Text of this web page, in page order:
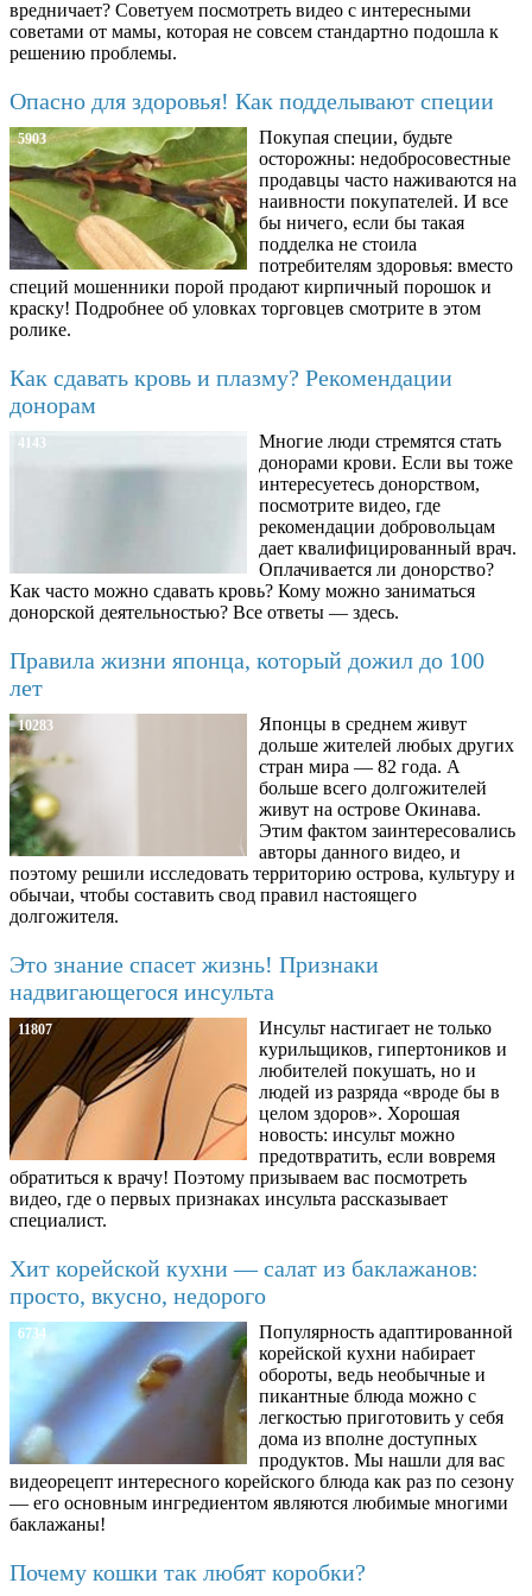
вредничает? Советуем посмотреть видео с интересными
советами от мамы, которая не совсем стандартно подошла к
решению проблемы.
Опасно для здоровья! Как подделывают специи
5903
Покупая специи, будьте
осторожны: недобросовестные
продавцы часто наживаются на
наивности покупателей. И все
бы ничего, если бы такая
подделка не стоила
потребителям здоровья: вместо
специй мошенники порой продают кирпичный порошок и
краску! Подробнее об уловках торговцев смотрите в этом
ролике.
Как сдавать кровь и плазму? Рекомендации
донорам
4143
Многие люди стремятся стать
донорами крови. Если вы тоже
интересуетесь донорством,
посмотрите видео, где
рекомендации добровольцам
дает квалифицированный врач.
Оплачивается ли донорство?
Как часто можно сдавать кровь? Кому можно заниматься
донорской деятельностью? Все ответы — здесь.
Правила жизни японца, который дожил до 100
лет
10283
Японцы в среднем живут
дольше жителей любых других
стран мира — 82 года. А
больше всего долгожителей
живут на острове Окинава.
Этим фактом заинтересовались
авторы данного видео, и
поэтому решили исследовать территорию острова, культуру и
обычаи, чтобы составить свод правил настоящего
долгожителя.
Это знание спасет жизнь! Признаки
надвигающегося инсульта
11807
Инсульт настигает не только
курильщиков, гипертоников и
любителей покушать, но и
людей из разряда «вроде бы в
целом здоров». Хорошая
новость: инсульт можно
предотвратить, если вовремя
обратиться к врачу! Поэтому призываем вас посмотреть
видео, где о первых признаках инсульта рассказывает
специалист.
Хит корейской кухни — салат из баклажанов:
просто, вкусно, недорого
6734
Популярность адаптированной
корейской кухни набирает
обороты, ведь необычные и
пикантные блюда можно с
легкостью приготовить у себя
дома из вполне доступных
продуктов. Мы нашли для вас
видеорецепт интересного корейского блюда как раз по сезону
— его основным ингредиентом являются любимые многими
баклажаны!
Почему кошки так любят коробки?